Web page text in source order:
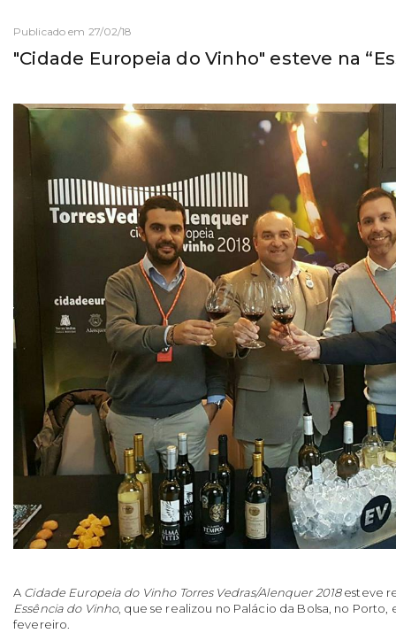
Publicado em 27/02/18
"Cidade Europeia do Vinho" esteve na
A Cidade Europeia do Vinho Torres Vedras/Alenquer 2018esteve
Essência do Vinho, que se realizou no Palácio da Bolsa, no Porto,
fevereiro.